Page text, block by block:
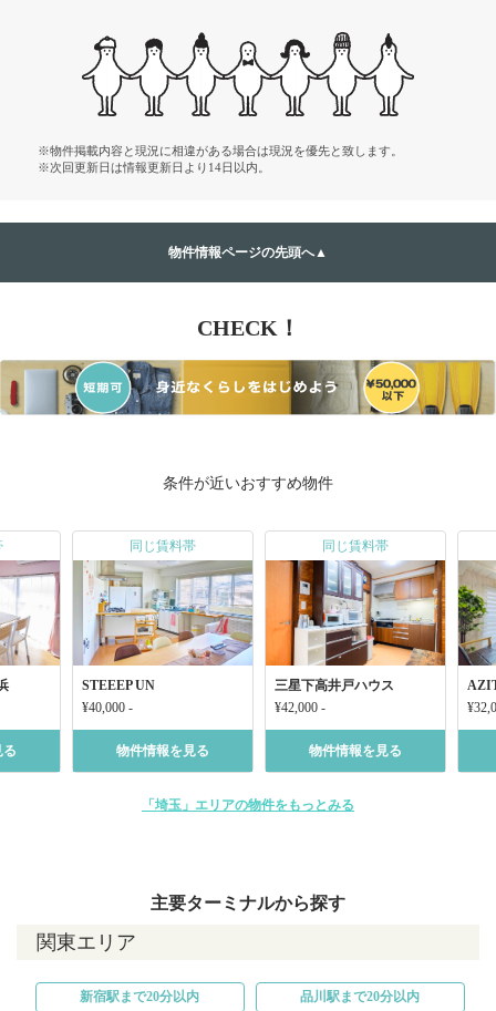
※物件掲載内容と現況に相違がある場合は現況を優先と致します。
※次回更新日は情報更新日より14日以内。
物件情報ページの先頭へ▲
CHECK！
条件が近いおすすめ物件
る
同じ賃料帯
STEEEP UN
¥40,000 -
物件情報を見る
同じ賃料帯
三星下高井戸ハウス
¥42,000 -
物件情報を見る
「埼玉」エリアの物件をもっとみる
主要ターミナルから探す
関東エリア
新宿駅まで20分以内 品川駅まで20分以内